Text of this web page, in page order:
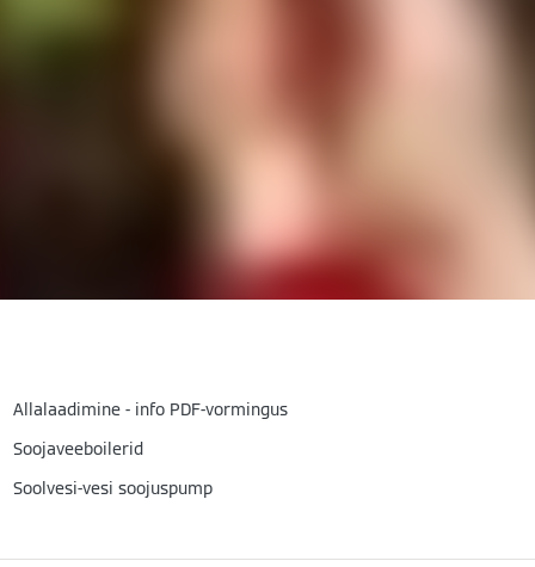
Allalaadimine - info PDF-vormingus
Soojaveeboilerid
Soolvesi-vesi soojuspump